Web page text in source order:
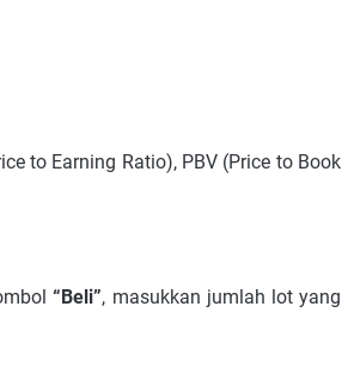
to Earning Ratio), PBV (Price to Book
“Beli”, masukkan jumlah lot yang